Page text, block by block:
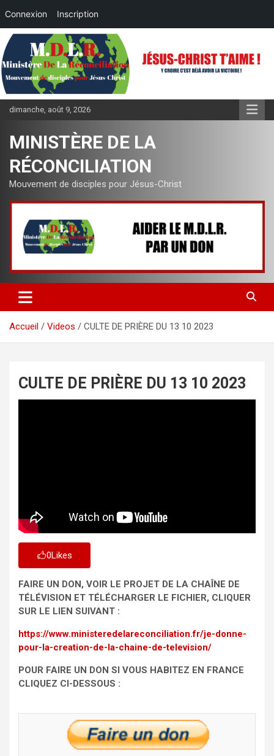
Connexion Inscription
Aller
au
contenu
dimanche, août 9, 2026
MINISTÈRE DE LA
RÉCONCILIATION
Mouvement de disciples pour Jésus-Christ
Accueil Videos CULTE DE PRIÈRE DU 13 10 2023
CULTE DE PRIÈRE DU 13 10 2023
0Likes
FAIRE UN DON, VOIR LE PROJET DE LA CHAÎNE DE
TÉLÉVISION ET TÉLÉCHARGER LE FICHIER, CLIQUER
SUR LE LIEN SUIVANT :
https://www.ministeredelareconciliation.fr/je-donne-
pour-la-creation-de-la-chaine-de-television/
POUR FAIRE UN DON SI VOUS HABITEZ EN FRANCE
CLIQUEZ CI-DESSOUS :